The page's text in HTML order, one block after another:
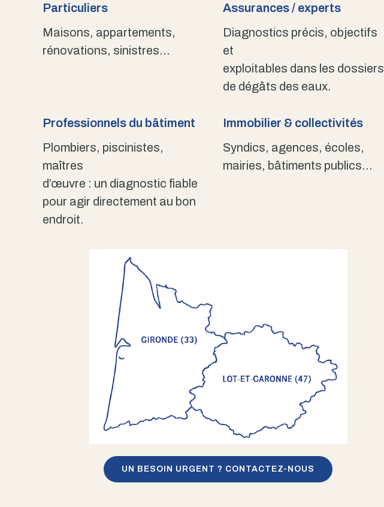
Particuliers
Maisons, appartements,
rénovations, sinistres…
Assurances / experts
Diagnostics précis, objectifs
et
exploitables dans les dossiers
de dégâts des eaux.
Professionnels du bâtiment
Plombiers, piscinistes,
maîtres
d’œuvre : un diagnostic fiable
pour agir directement au bon
endroit.
Immobilier & collectivités
Syndics, agences, écoles,
mairies, bâtiments publics…
UN BESOIN URGENT ? CONTACTEZ-NOUS